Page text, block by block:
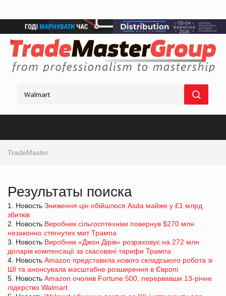
TradeMaster
Результаты поиска
1. Новость Зниження цін обійшлося Asda майже у £1 млрд
збитків
2. Новость Виробник сільгосптехніки повернув $270 млн
незаконно стягнутих мит Трампа
3. Новость Виробник «Джон Дірів» розраховує на 272 млн
доларів компенсації за скасовані тарифи Трампа
4. Новость Amazon представила нового складського робота зі
ШІ та анонсувала масштабне розширення в Європі
5. Новость Amazon очолив Fortune 500, перервавши 13-річне
лідерство Walmart